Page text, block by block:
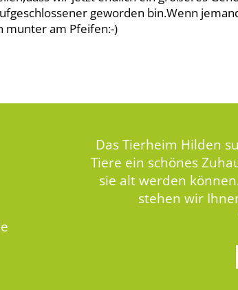
geworden bin.Wenn
munter am Pfeifen:-)
Das Tierheim Hilden
Tiere ein schönes
sie alt werden
stehen wir